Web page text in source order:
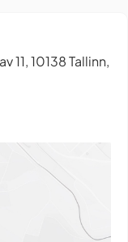
11, 10138 Tallinn,